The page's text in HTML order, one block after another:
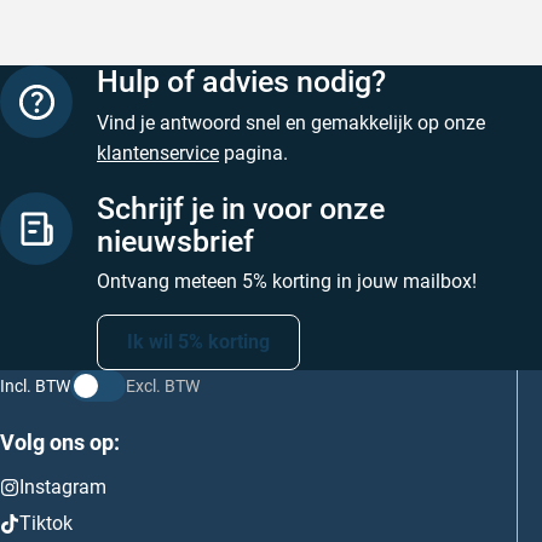
Hulp of advies nodig?
Vind je antwoord snel en gemakkelijk op onze
klantenservice pagina.
Schrijf je in voor onze
nieuwsbrief
Ontvang meteen 5% korting in jouw mailbox!
Ik wil 5% korting
Incl. BTW Excl. BTW
Volg ons op:
Instagram
Tiktok